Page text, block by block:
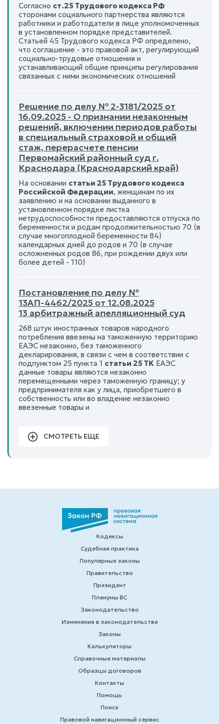
Согласно ст.25 Трудового кодекса РФ
сторонами социального партнерства являются
работники и работодатели в лице уполномоченных
в установленном порядке представителей.
Статьей 45 Трудового кодекса РФ определено,
что соглашение - это правовой акт, регулирующий
социально-трудовые отношения и
устанавливающий общие принципы регулирования
связанных с ними экономических отношений
Решение по делу № 2-3181/2025 от
16.09.2025 - О признании незаконным
решений, включении периодов работы
в специальный страховой и общий
стаж, перерасчете пенсии
Первомайский районный суд г.
Краснодара (Краснодарский край)
На основании статьи 25 Трудового кодекса
Российской Федерации, женщинам по их
заявлению и на основании выданного в
установленном порядке листка
нетрудоспособности предоставляются отпуска по
беременности и родам продолжительностью 70 (в
случае многоплодной беременности 84)
календарных дней до родов и 70 (в случае
осложненных родов 86, при рождении двух или
более детей - 110)
Постановление по делу №
13АП-4462/2025 от 12.08.2025
13 арбитражный апелляционный суд
268 штук иностранных товаров народного
потребления ввезены на таможенную территорию
ЕАЭС незаконно, без таможенного
декларирования, в связи с чем в соответствии с
подпунктом 25 пункта 1 статьи 25 ТК ЕАЭС
данные товары являются незаконно
перемещенными через таможенную границу; у
предпринимателя как у лица, приобретшего в
собственность или во владение незаконно
ввезенные товары и
СМОТРЕТЬ ЕЩЕ
Кодексы
Судебная практика
Популярные законы
Правительство
Президент
Пленумы ВС
Законодательство
Изменения в законодательстве
Законы
Калькуляторы
Справочные материалы
Образцы договоров
Контакты
Помощь
Поиск
Правовой навигационный сервис